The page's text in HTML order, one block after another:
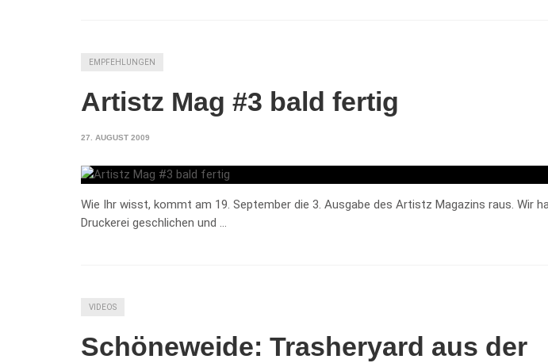
EMPFEHLUNGEN
Artistz Mag #3 bald fertig
27. AUGUST 2009
Wie Ihr wisst, kommt am 19. September die 3. Ausgabe des Artistz Magazins raus. Wir
Druckerei geschlichen und …
VIDEOS
Schöneweide: Trasheryard aus der